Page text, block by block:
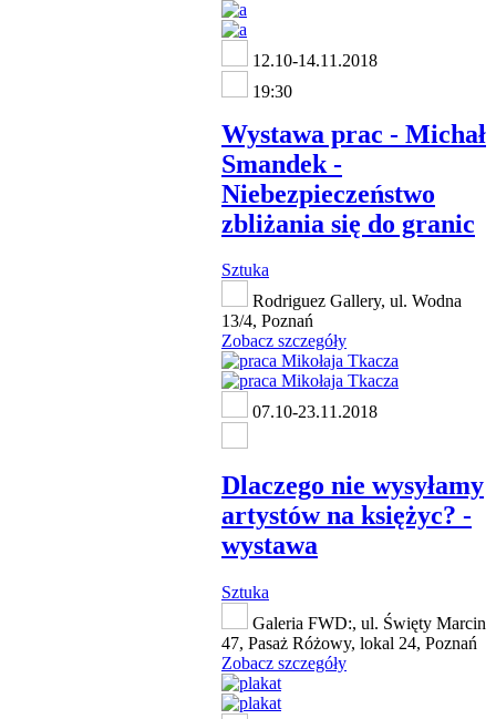
12.10-14.11.2018
19:30
Wystawa prac - Michał
Smandek -
Niebezpieczeństwo
zbliżania się do granic
Sztuka
Rodriguez Gallery, ul. Wodna
13/4, Poznań
Zobacz szczegóły
07.10-23.11.2018
Dlaczego nie wysyłamy
artystów na księżyc? -
wystawa
Sztuka
Galeria FWD:, ul. Święty Marcin
47, Pasaż Różowy, lokal 24, Poznań
Zobacz szczegóły